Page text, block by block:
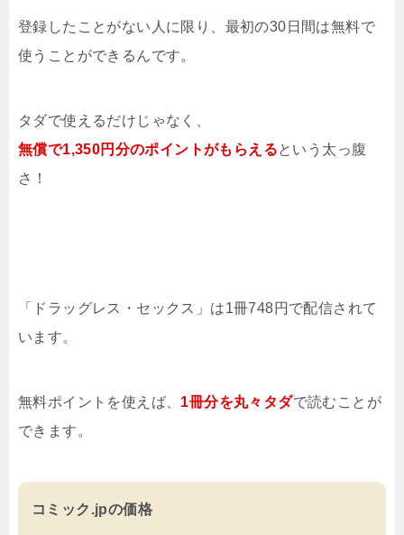
登録したことがない人に限り、最初の30日間は無料で
使うことができるんです。
タダで使えるだけじゃなく、
無償で1,350円分のポイントがもらえるという太っ腹
さ！
「ドラッグレス・セックス」は1冊748円で配信されて
います。
無料ポイントを使えば、 1冊分を丸々タダで読むことが
できます。
コミック.jpの価格